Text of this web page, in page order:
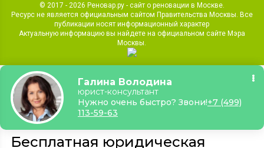
© 2017 - 2026 Реновар.ру - сайт о реновации в Москве.
Ресурс не является официальным сайтом Правительства Москвы. Все
публикации носят информационный характер
Актуальную информацию вы найдете на официальном сайте Мэра
Москвы.